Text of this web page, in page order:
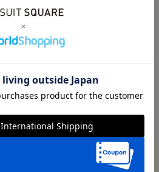
か＆ウールのようなハリ感のある風
した際にひんやり冷たく感じる“接
汗ばむ季節にも重宝◎ グッと伸び
。
ご家庭で簡単にお洗濯が可能です。
ス）／綿の5倍のスピードで汗を吸
ドライに保つハイテク素材。通気性
用感を実現します。